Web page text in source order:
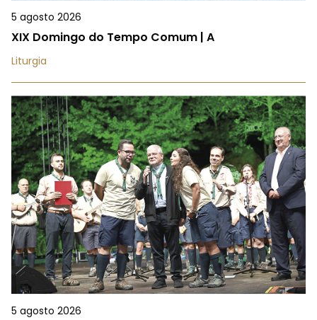
5 agosto 2026
XIX Domingo do Tempo Comum | A
Liturgia
5 agosto 2026